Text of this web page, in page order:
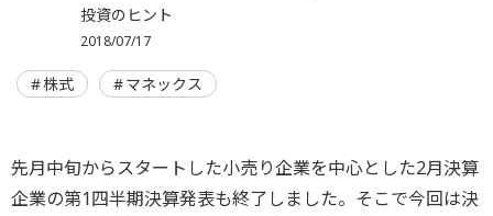
投資のヒント
2018/07/17
株式 マネックス
先月中旬からスタートした小売り企業を中心とした2月決算
企業の第1四半期決算発表も終了しました。そこで今回は決